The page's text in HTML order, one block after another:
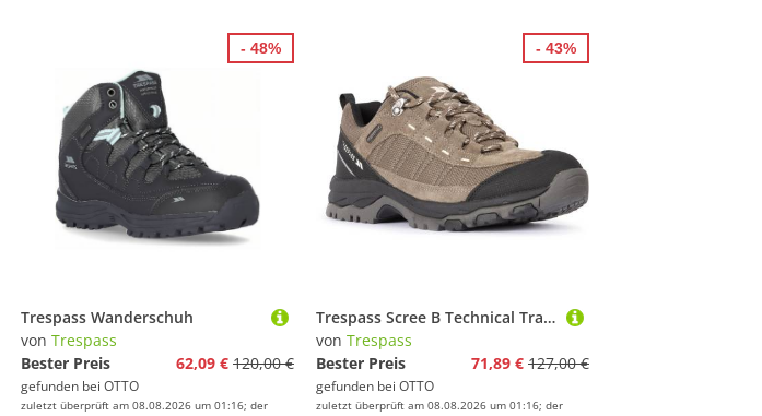
Trespass Wanderschuh
von Trespass
Bester Preis
62,09 € 120,00 €
gefunden bei OTTO
zuletzt überprüft am 08.08.2026 um 01:16; der
- 48%
Trespass Scree B Technical Trainer Sneaker
von Trespass
Bester Preis
71,89 € 127,00 €
gefunden bei OTTO
zuletzt überprüft am 08.08.2026 um 01:16; der
- 43%